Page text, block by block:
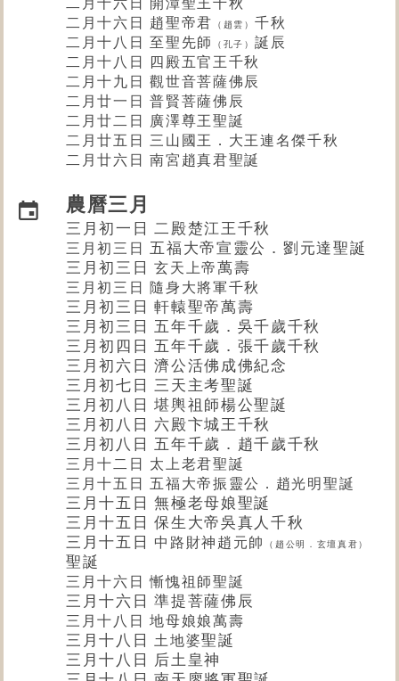
二月十六日 趙聖帝君 （趙雲） 千秋
二月十八日 至聖先師
（孔子） 誕辰
二月十八日 四殿五官王千秋
二月十九日 觀世音菩薩佛辰
二月廿一日 普賢菩薩佛辰
二月廿二日 廣澤尊王聖誕
二月廿五日 三山國王．大王連名傑千秋
二月廿六日 南宮趙真君聖誕
農曆三月
三月初一日 二殿楚江王千秋
三月初三日五福大帝宣靈公．劉元達聖誕
三月初三日玄天上帝萬壽
三月初三日 隨身大將軍千秋
三月初三日 軒轅聖帝萬壽
三月初三日 五年千歲．吳千歲千秋
三月初四日 五年千歲．張千歲千秋
三月初六日 濟公活佛成佛紀念
三月初七日 三天主考聖誕
三月初八日 堪輿祖師楊公聖誕
三月初八日 六殿卞城王千秋
三月初八日 五年千歲．趙千歲千秋
三月十二日 太上老君聖誕
三月十五日 五福大帝振靈公．趙光明聖誕
三月十五日 無極老母娘聖誕
三月十五日保生大帝吳真人千秋
三月十五日 中路財神趙元帥 （趙公明．玄壇真君）
聖誕
三月十六日 慚愧祖師聖誕
三月十六日 準提菩薩佛辰
三月十八日 地母娘娘萬壽
三月十八日土地婆聖誕
三月十八日 后土皇神